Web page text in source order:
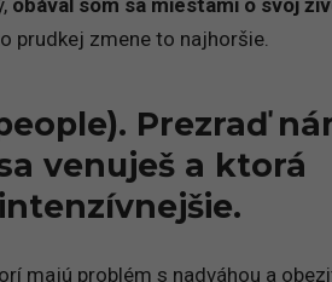
obával som sa miestami o svoj
prudkej zmene to najhoršie.
Prezraď
venuješ a ktorá
majú problém s nadváhou a